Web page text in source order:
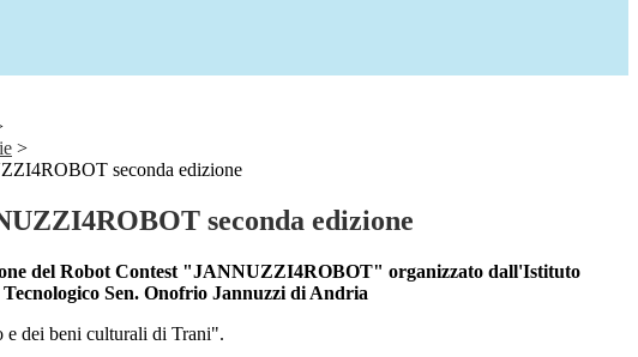
>
seconda edizione
seconda edizione
del Robot Contest "JANNUZZI4ROBOT" organizzato dall'Istituto
Tecnologico Sen. Onofrio Jannuzzi di Andria
e dei beni culturali di Trani".